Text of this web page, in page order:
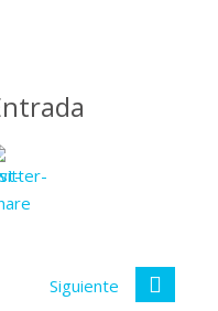
Siguiente